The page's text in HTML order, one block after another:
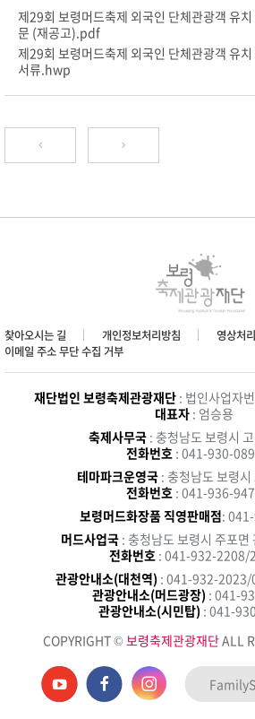
제29회 보령머드축제 외국인 단체관광객 유
문 (재공고).pdf
제29회 보령머드축제 외국인 단체관광객 유
서류.hwp
찾아오시는 길 개인정보처리방침
영상처
이메일 주소 무단 수집 거부
재단법인 보령축제관광재단 : 법인사업자
대표자: 엄승용
축제사무국 : 충청남도 보령시
전화번호 : 041-930-
테마파크운영국 : 충청남도 보령
전화번호 : 041-936-
보령머드화장품 직영판매점:
머드사업국 : 충청남도 보령시 주포면
전화번호 : 041-932-2208/
관광안내소(대천역) : 041-932-
관광안내소(머드광장) : 041-
관광안내소(시민탑) : 041-
COPYRIGHT © 보령축제관광재단ALL